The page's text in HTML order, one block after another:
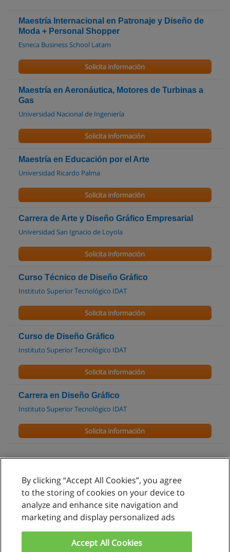
Maestría Internacional en Patronaje y Diseño de
Moda + Personal Shopper
Esneca Business School Latam
Solicita información
Maestría en Aeronáutica, Motores de Turbinas a
Gas
Universidad Nacional de Ingeniería
Solicita información
Maestría en Educación por el Arte
Universidad Ricardo Palma
Solicita información
Carrera de Arte y Diseño Gráfico Empresarial
Universidad San Ignacio de Loyola
Solicita información
Curso Técnico de Diseño Gráfico
Instituto Superior Tecnológico IDAT
Solicita información
Curso de Diseño Gráfico
Instituto Superior Tecnológico IDAT
Solicita información
Carrera en Diseño Gráfico
Instituto Superior Tecnológico IDAT
Solicita información
Reglas de uso
Privacidad de datos
By clicking “Accept All Cookies”, you agree
to the storing of cookies on your device to
analyze and enhance site navigation and
marketing and display personalized ads
Accept All Cookies